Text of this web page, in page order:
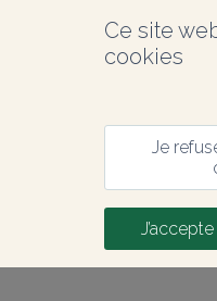
Ce site
cookies
Je